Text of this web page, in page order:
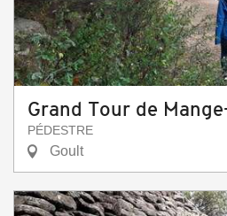
Grand Tour de
PÉDESTRE
Goult